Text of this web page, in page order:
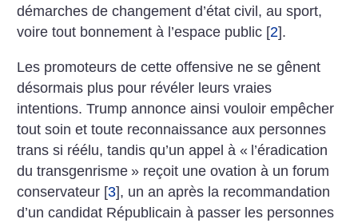
démarches de changement d’état civil, au sport,
voire tout bonnement à l’espace public [2].
Les promoteurs de cette offensive ne se gênent
désormais plus pour révéler leurs vraies
intentions. Trump annonce ainsi vouloir empêcher
tout soin et toute reconnaissance aux personnes
trans si réélu, tandis qu’un appel à « l’éradication
du transgenrisme » reçoit une ovation à un forum
conservateur [3], un an après la recommandation
d’un candidat Républicain à passer les personnes